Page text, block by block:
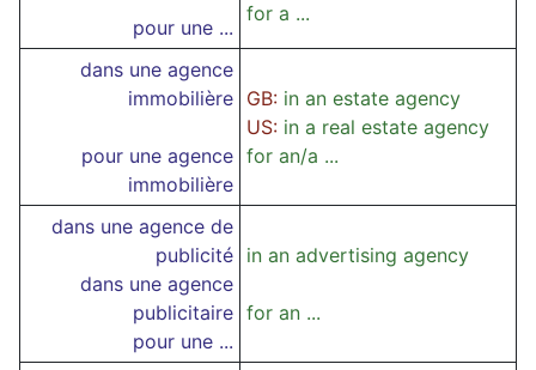
pour une ...
for a ...
dans une agence
immobilière
pour une agence
immobilière
GB: in an estate agency
US: in a real estate agency
for an/a ...
dans une agence de
publicité
dans une agence
publicitaire
pour une ...
in an advertising agency
for an ...